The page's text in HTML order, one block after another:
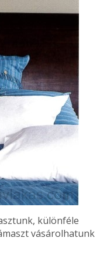
különféle
vásárolhatunk